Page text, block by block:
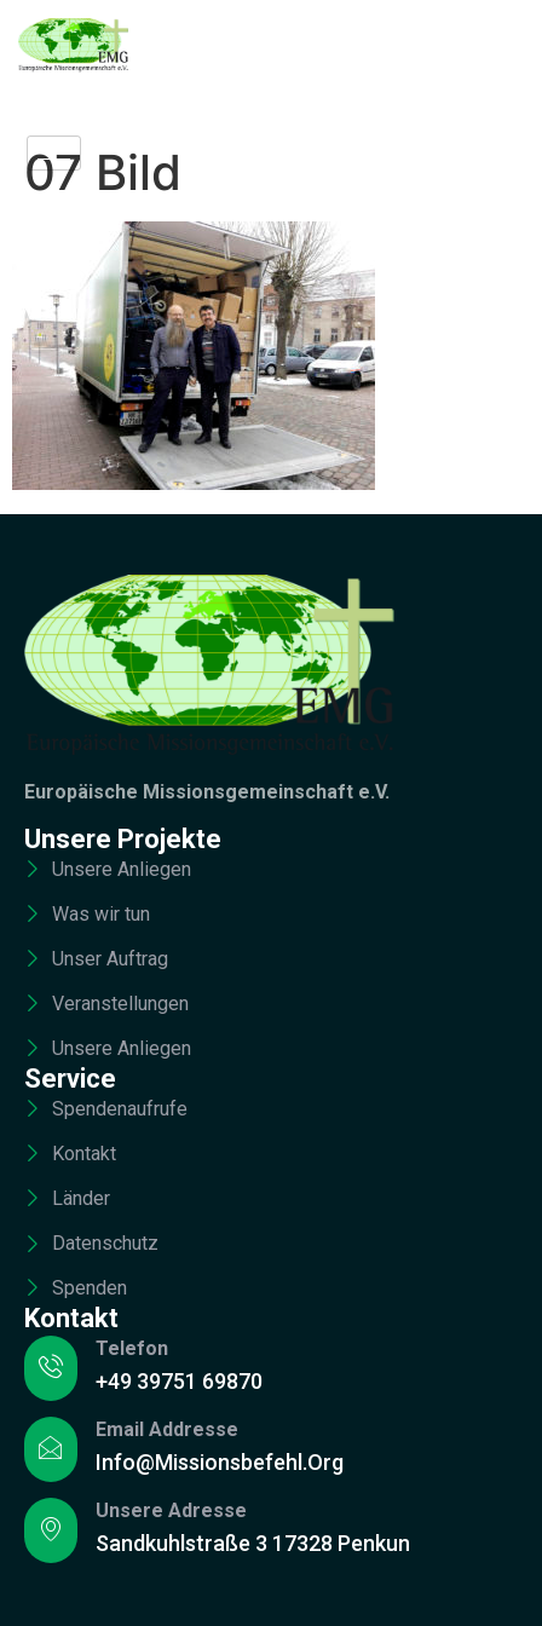
07 Bild
Europäische Missionsgemeinschaft e.V.
Unsere Projekte
Unsere Anliegen
Was wir tun
Unser Auftrag
Veranstellungen
Unsere Anliegen
Service
Spendenaufrufe
Kontakt
Länder
Datenschutz
Spenden
Kontakt
Telefon
+49 39751 69870
Email Addresse
Info@missionsbefehl.org
Unsere Adresse
Sandkuhlstraße 3 17328 Penkun